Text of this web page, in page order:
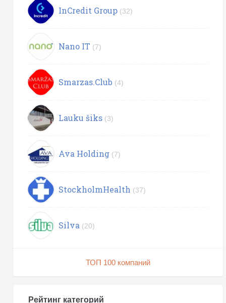
InCredit Group (32)
Nano IT (7)
Smarzas.Club (4)
Lauku šiks (3)
Ava Holding (7)
StockholmHealth (37)
Silva (20)
ТОП 100 компаний
Рейтинг категорий